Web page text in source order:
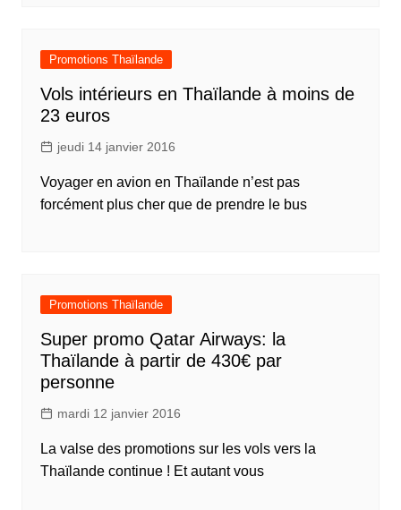
Promotions Thaïlande
Vols intérieurs en Thaïlande à moins de
23 euros
jeudi 14 janvier 2016
Voyager en avion en Thaïlande n’est pas
forcément plus cher que de prendre le bus
Promotions Thaïlande
Super promo Qatar Airways: la
Thaïlande à partir de 430€ par
personne
mardi 12 janvier 2016
La valse des promotions sur les vols vers la
Thaïlande continue ! Et autant vous